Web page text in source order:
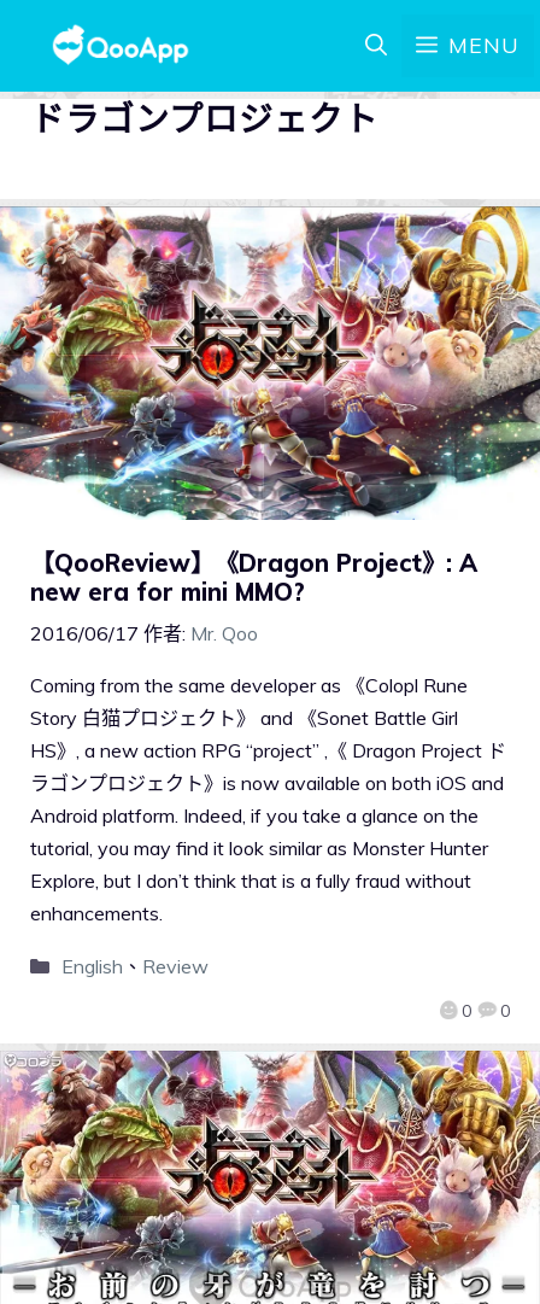
MENU
ドラゴンプロジェクト
【QooReview】《Dragon Project》: A
new era for mini MMO?
2016/06/17 作者: Mr. Qoo
0 0
Coming from the same developer as 《Colopl Rune
Story 白猫プロジェクト》 and 《Sonet Battle Girl
HS》, a new action RPG “project” ,《 Dragon Project ド
ラゴンプロジェクト》is now available on both iOS and
Android platform. Indeed, if you take a glance on the
tutorial, you may find it look similar as Monster Hunter
Explore, but I don’t think that is a fully fraud without
enhancements.
English 、 Review